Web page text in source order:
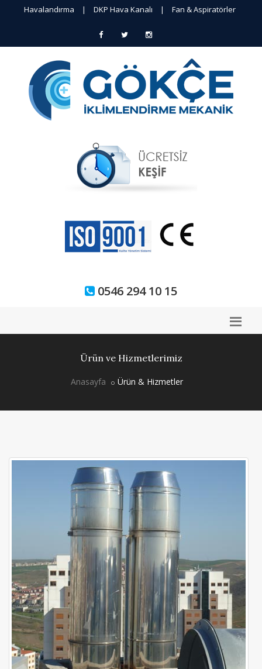
Havalandırma | DKP Hava Kanalı | Fan & Aspiratörler
0546 294 10 15
Ürün ve Hizmetlerimiz
Anasayfa Ürün & Hizmetler